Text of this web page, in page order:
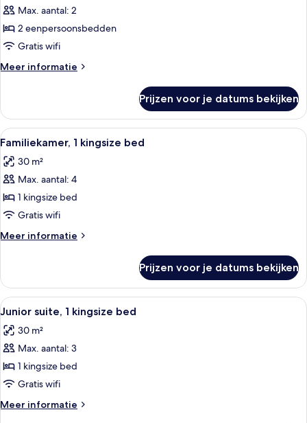
Deluxe
kamer,
2
eenpersoonsbedden
laden
Max. aantal: 2
2 eenpersoonsbedden
Gratis wifi
Meer informatie
Meer
kamer,
eenpersoonsbedden
Prijzen voor je datums bekijken
Alle
foto's
voor
Familiekamer,
1
kingsize
bed
laden
Een moderne hotelkamer met een
7
Familiekamer, 1 kingsize bed
30 m²
Max. aantal: 4
1 kingsize bed
Gratis wifi
Meer informatie
Meer
1
kingsize
bed
Prijzen voor je datums bekijken
Alle
foto's
voor
Junior
suite,
1
kingsize
bed
Een hotelkamer met een bed, een
7
Junior suite, 1 kingsize bed
30 m²
Max. aantal: 3
1 kingsize bed
Gratis wifi
Meer informatie
Meer